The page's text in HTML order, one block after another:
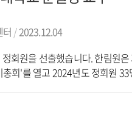
종발표와 결과물 시연을 거쳐 대
장상과 소정의 상품이 수여됐다.
세요?' 팀이 개인부문 최우수상
사과정), 이민섭(석사과정), 윤
터 2023.12.04
회원을 선출했습니다. 한림원은
회'를 열고 2024년도 정회원 33